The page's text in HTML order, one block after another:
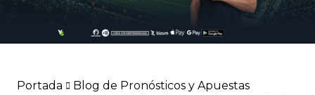
Portada
Blog de Pronósticos y Apuestas